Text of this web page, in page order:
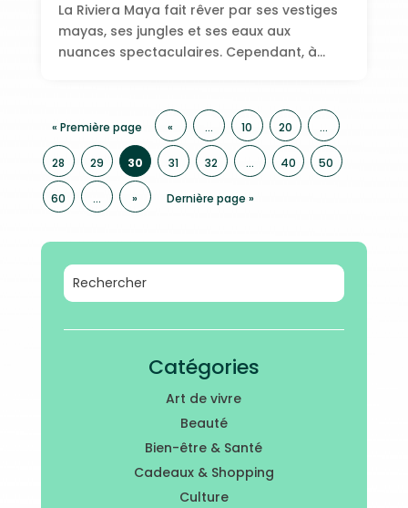
La Riviera Maya fait rêver par ses vestiges
mayas, ses jungles et ses eaux aux
nuances spectaculaires. Cependant, à...
« Première page « … 10 20 …
28 29 30 31 32 … 40 50
60 … » Dernière page »
Catégories
Art de vivre
Beauté
Bien-être & Santé
Cadeaux & Shopping
Culture